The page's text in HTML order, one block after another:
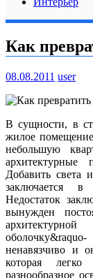
Как
08.08.2011 user
В сущности, в
жилое
небольшую
архитектурные
Добавить света
заключается в
Недостаток
вынужден
ненавязчиво и
которая легко
разнообразное